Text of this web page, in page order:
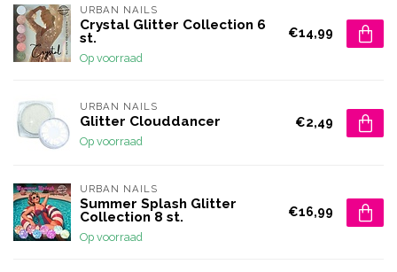
URBAN NAILS
Crystal Glitter Collection 6
st.
Op voorraad
€14,99
URBAN NAILS
Glitter Clouddancer
Op voorraad
€2,49
URBAN NAILS
Summer Splash Glitter
Collection 8 st.
Op voorraad
€16,99